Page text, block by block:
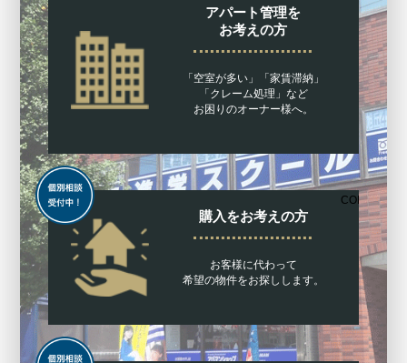
アパート管理を
お考えの方
「空室が多い」「家賃滞納」
「クレーム処理」など
お困りのオーナー様へ。
購入をお考えの方
お客様に代わって
希望の物件をお探しします。
CONTACT